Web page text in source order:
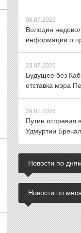
08.07.2026
Володин
информации о
23.07.2026
Будущее без
отставка мэра
29.07.2026
Путин отправил
Удмуртии
Новости по
Новости по